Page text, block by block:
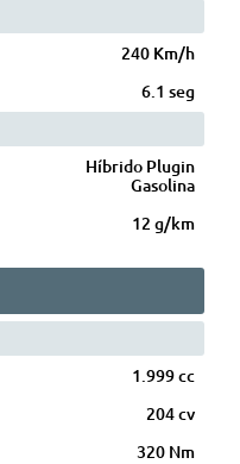
240 Km/h
6.1 seg
Híbrido Plugin
Gasolina
12 g/km
1.999 cc
204 cv
320 Nm